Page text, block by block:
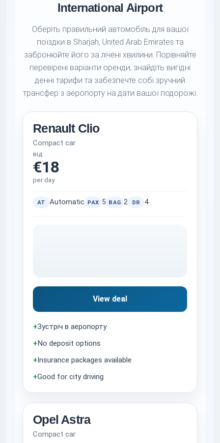
International Airport
Оберіть правильний автомобіль для вашої
поїздки в Sharjah, United Arab Emirates та
забронюйте його за лічені хвилини. Порівняйте
перевірені варіанти оренди, знайдіть вигідні
денні тарифи та забезпечте собі зручний
трансфер з аеропорту на дати вашої подорожі.
Renault Clio
Compact car
від
€18
per day
AT Automatic PAX 5 BAG 2 DR 4
View deal
+Зустріч в аеропорту
+No deposit options
+Insurance packages available
+Good for city driving
Opel Astra
Compact car